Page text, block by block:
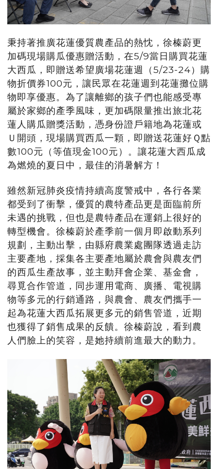
秉持著推廣花蓮優質農產品的熱忱，徐榛蔚更
加碼現場購瓜優惠贈活動，在5/9當日購買花蓮
大西瓜，即贈送希望廣場花蓮週（5/23-24）購
物折價券100元，讓民眾在花蓮週到花蓮攤位購
物即享優惠。為了讓離鄉的孩子們也能感受專
屬於家鄉的產季風味，更加碼限量推出旅北花
蓮人購瓜贈獎活動，憑身份證戶籍地為花蓮或
Ｕ開頭，現場購買西瓜一顆，即贈送花蓮好Ｑ點
數100元（等值現金100元）。讓花蓮大西瓜成
為燃燒的夏日中，最佳的消暑解方！
雖然新冠肺炎疫情持續高度警戒中，各行各業
都受到了衝擊，優質的農特產品更是面臨前所
未遇的挑戰，但也是農特產品在運銷上很好的
轉型機會。徐榛蔚於產季前一個月即啟動系列
規劃，主動出擊，由縣府農業處團隊透過走訪
主要產地，採集各主要產地屬於農會與農友們
的西瓜生產故事，並主動拜會企業、基金會，
尋覓合作管道，同步運用電商、廣播、電視購
物等多元的行銷通路，與農會、農友們攜手一
起為花蓮大西瓜拓展更多元的銷售管道，近期
也獲得了銷售成果的反饋。徐榛蔚說，看到農
人們臉上的笑容，是她持續前進最大的動力。